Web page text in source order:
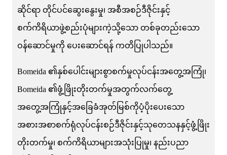
ဆိုင်ရာ တိုင်ပင်ဆွေးနွေးမှု၊ အစီအစဉ်ဒီဇိုင်းနှင့်
စက်ကိရိယာဖွဲ့စည်းပုံများကဲ့သို့သော တစ်ခုတည်းသော
ဝန်ဆောင်မှုကို ပေးဆောင်ရန် ကတိပြုပါသည်။
Bomeida ၏နှစ်ပေါင်းများစွာစက်မှုလုပ်ငန်းအတွေ့အကြုံ၊
Bomeida ၏ဖွံ့ဖြိုးတိုးတက်မှုအတွက်လက်တွေ့
အတွေ့အကြုံနှင့်အခြေခံအုတ်မြစ်ကိုပံ့ပိုးပေးသော
အစားအစာစက်ရုံလုပ်ငန်းစဉ်ဒီဇိုင်းနှင့်သုတေသနနှင့်ဖွံ့ဖြိုး
တိုးတက်မှု၊ စက်ကိရိယာများအသုံးပြုမှု၊ နည်းပညာ